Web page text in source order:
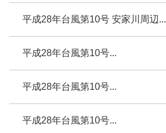
平成28年台風第10号 安家川周辺...
平成28年台風第10号...
平成28年台風第10号...
平成28年台風第10号...